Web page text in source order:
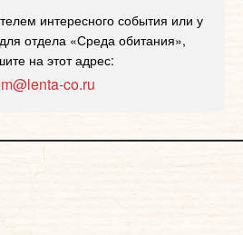
интересного события или у
отдела «Среда обитания»,
на этот адрес:
co.ru